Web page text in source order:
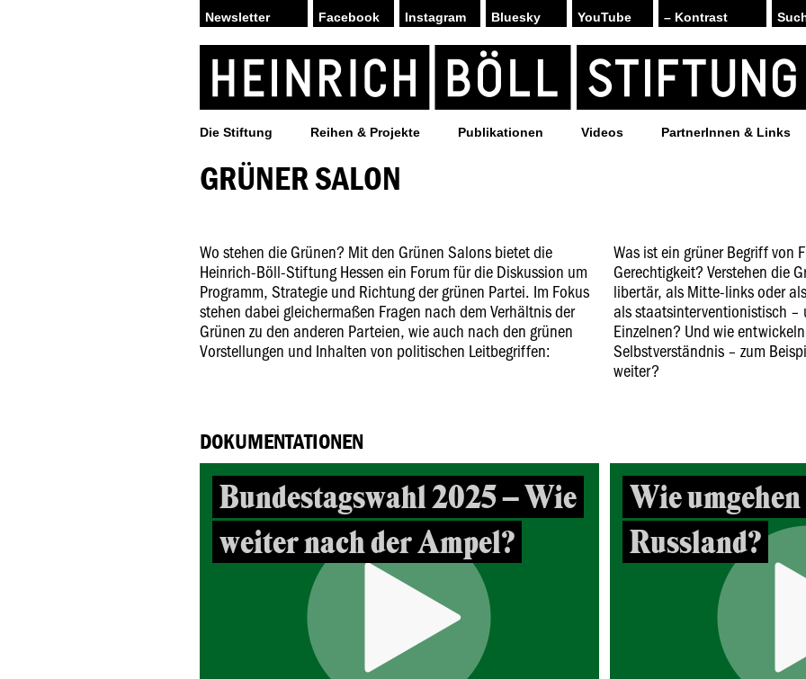
Facebook Instagram Bluesky YouTube – Kontrast
Die Stiftung Reihen & Projekte Publikationen Videos PartnerInnen & Links
GRÜNER SALON
Wo stehen die Grünen? Mit den Grünen Salons bietet die
Heinrich-Böll-Stiftung Hessen ein Forum für die Diskussion um
Programm, Strategie und Richtung der grünen Partei. Im Fokus
stehen dabei gleichermaßen Fragen nach dem Verhältnis der
Grünen zu den anderen Parteien, wie auch nach den grünen
Vorstellungen und Inhalten von politischen Leitbegriffen:
Was ist ein grüner Begriff von
Gerechtigkeit? Verstehen die
libertär, als Mitte-links oder
als staatsinterventionistisch –
Einzelnen? Und wie
Selbstverständnis – zum
weiter?
DOKUMENTATIONEN
Bundestagswahl 2025 – Wie
weiter nach der Ampel?
Wie
Russland?